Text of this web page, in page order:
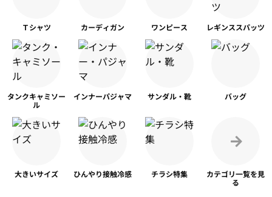
Ｔシャツ カーディガン ワンピース レギンススパッツ
タンクキャミソー
ル
インナーパジャマ サンダル・靴 バッグ
大きいサイズ ひんやり接触冷感 チラシ特集 カテゴリ一覧を見
る